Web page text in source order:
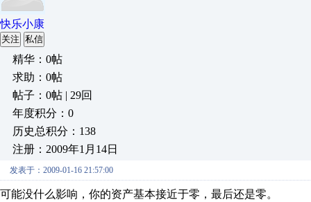
快乐小康
关注 私信
精华：0帖
求助：0帖
帖子：0帖 | 29回
年度积分：0
历史总积分：138
注册：2009年1月14日
发表于：2009-01-16 21:57:00
可能没什么影响，你的资产基本接近于零，最后还是零。